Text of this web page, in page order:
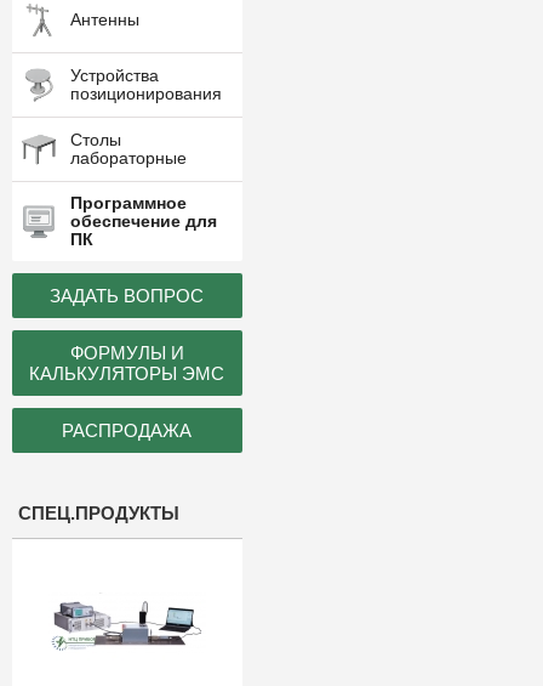
Антенны
Устройства
позиционирования
Столы
лабораторные
Программное
обеспечение для
ПК
ЗАДАТЬ ВОПРОС
ФОРМУЛЫ И
КАЛЬКУЛЯТОРЫ ЭМС
РАСПРОДАЖА
СПЕЦ.ПРОДУКТЫ